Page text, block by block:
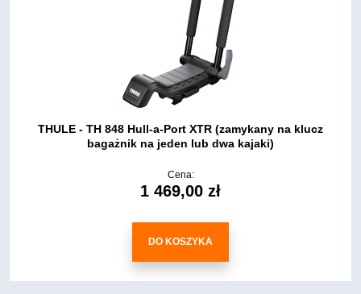
THULE - TH 848 Hull-a-Port XTR (zamykany na klucz
bagażnik na jeden lub dwa kajaki)
Cena:
1 469,00 zł
DO KOSZYKA